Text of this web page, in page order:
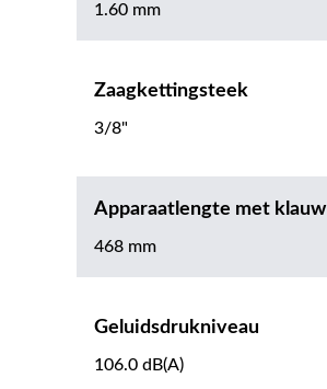
1.60 mm
Zaagkettingsteek
3/8"
Apparaatlengte met klauw
468 mm
Geluidsdrukniveau
106.0 dB(A)